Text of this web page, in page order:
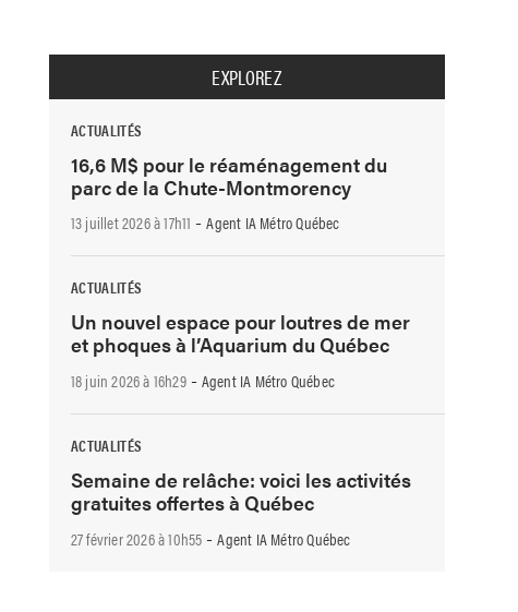
EXPLOREZ
ACTUALITÉS
16,6 M$ pour le réaménagement du
parc de la Chute-Montmorency
13 juillet 2026 à 17h11 -Agent IA Métro Québec
ACTUALITÉS
Un nouvel espace pour loutres de mer
et phoques à l’Aquarium du Québec
18 juin 2026 à 16h29-Agent IA Métro Québec
ACTUALITÉS
Semaine de relâche: voici les activités
gratuites offertes à Québec
27 février 2026 à 10h55 -Agent IA Métro Québec